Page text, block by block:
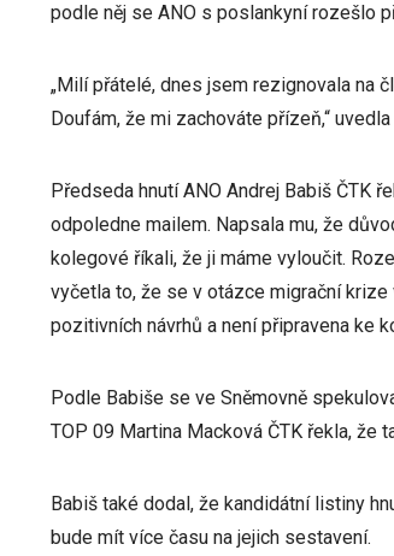
podle něj se ANO s poslankyní rozešlo
„Milí přátelé, dnes jsem rezignovala na
Doufám, že mi zachováte přízeň,“
Předseda hnutí ANO Andrej Babiš ČTK
odpoledne mailem. Napsala mu, že
kolegové říkali, že ji máme vyloučit.
vyčetla to, že se v otázce migrační
pozitivních návrhů a není připravena ke
Podle Babiše se ve Sněmovně
TOP 09 Martina Macková ČTK řekla, že
Babiš také dodal, že kandidátní listiny
bude mít více času na jejich sestavení.